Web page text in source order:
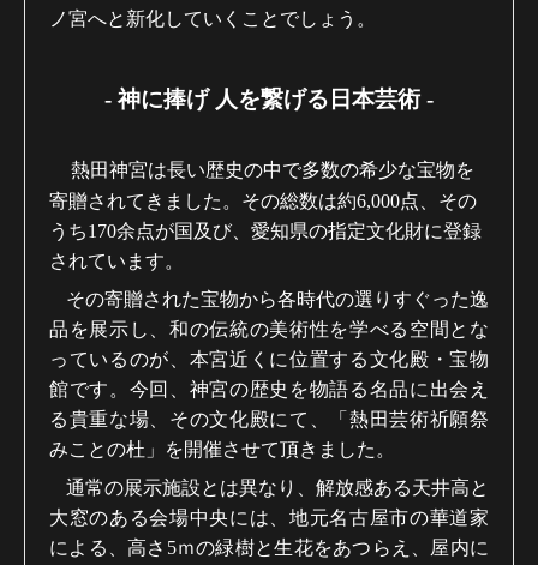
ノ宮へと新化していくことでしょう。
- 神に捧げ 人を繋げる日本芸術 -
熱田神宮は長い歴史の中で多数の希少な宝物を
寄贈されてきました。その総数は約6,000点、その
うち170余点が国及び、愛知県の指定文化財に登録
されています。
その寄贈された宝物から各時代の選りすぐった逸
品を展示し、和の伝統の美術性を学べる空間とな
っているのが、本宮近くに位置する文化殿・宝物
館です。今回、神宮の歴史を物語る名品に出会え
る貴重な場、その文化殿にて、「熱田芸術祈願祭
みことの杜」を開催させて頂きました。
通常の展示施設とは異なり、解放感ある天井高と
大窓のある会場中央には、地元名古屋市の華道家
による、高さ 5ｍの緑樹と生花をあつらえ、屋内に